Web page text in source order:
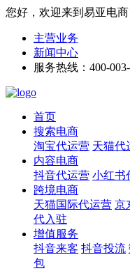
您好，欢迎来到易亚电商
主营业务
新闻中心
服务热线：400-
首页
搜索电商
淘宝代运营 天猫代
内容电商
抖音代运营 小红书
跨境电商
天猫国际代运营 京
代入驻
增值服务
抖音来客 抖音投流
包